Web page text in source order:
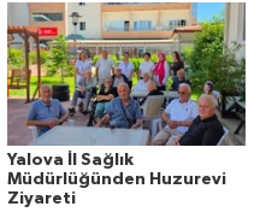
Yalova İl Sağlık
Müdürlüğünden Huzurevi
Ziyareti